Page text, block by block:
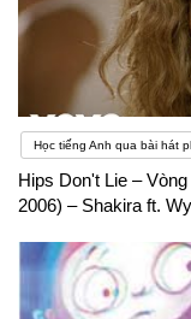
Học tiếng Anh qua bài hát
Hips Don't Lie –
2006) – Shakira ft.